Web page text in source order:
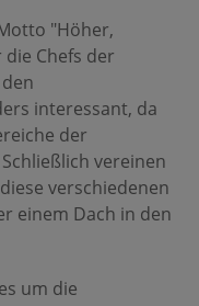
"Höher,
Chefs der
interessant, da
der
vereinen
verschiedenen
einem Dach in den
um die